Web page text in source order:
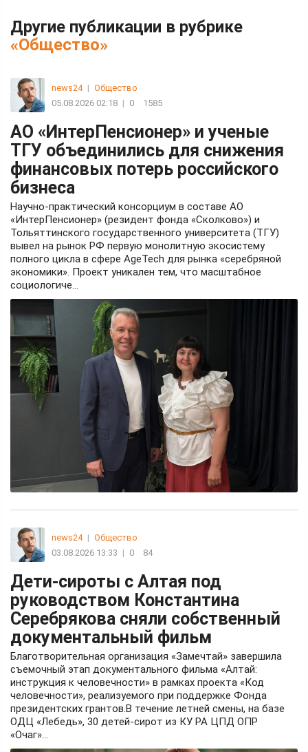
Другие публикации в рубрике
«Общество»
news24 | Общество
05.08.2026 02:18 | 0 1585
АО «ИнтерПенсионер» и ученые
ТГУ объединились для снижения
финансовых потерь российского
бизнеса
Научно-практический консорциум в составе АО
«ИнтерПенсионер» (резидент фонда «Сколково») и
Тольяттинского государственного университета (ТГУ)
вывел на рынок РФ первую монолитную экосистему
полного цикла в сфере AgeTech для рынка «серебряной
экономики». Проект уникален тем, что масштабное
социологиче...
news24 | Общество
03.08.2026 13:33 | 0 84
Дети-сироты с Алтая под
руководством Константина
Серебрякова сняли собственный
документальный фильм
Благотворительная организация «Замечтай» завершила
съемочный этап документального фильма «Алтай:
инструкция к человечности» в рамках проекта «Код
человечности», реализуемого при поддержке Фонда
президентских грантов.В течение летней смены, на базе
ОДЦ «Лебедь», 30 детей-сирот из КУ РА ЦПД ОПР
«Очаг»...